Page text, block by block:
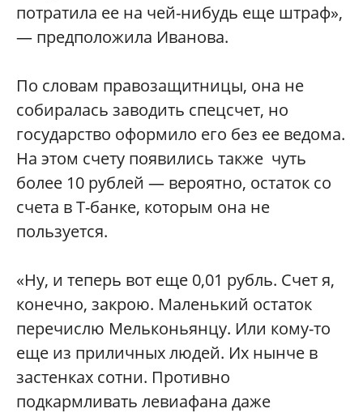
потратила ее на чей-нибудь еще штраф»,
— предположила Иванова.
По словам правозащитницы, она не
собиралась заводить спецсчет, но
государство оформило его без ее ведома.
На этом счету появились также чуть
более 10 рублей — вероятно, остаток со
счета в Т-банке, которым она не
пользуется.
«Ну, и теперь вот еще 0,01 рубль. Счет я,
конечно, закрою. Маленький остаток
перечислю Мельконьянцу. Или кому-то
еще из приличных людей. Их нынче в
застенках сотни. Противно
подкармливать левиафана даже